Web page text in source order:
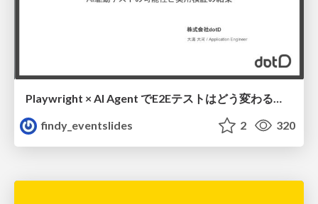
Playwright × AI Agent でE2Eテストはどう変わるか AI駆動テストの可能性と実用検証の結果 _0721
findy_eventslides
2 320